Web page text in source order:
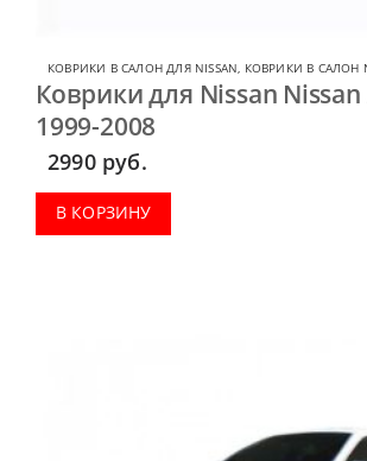
КОВРИКИ В САЛОН ДЛЯ NISSAN, КОВРИКИ В САЛОН
Коврики для Nissan Nissan
1999-2008
2990 руб.
В КОРЗИНУ